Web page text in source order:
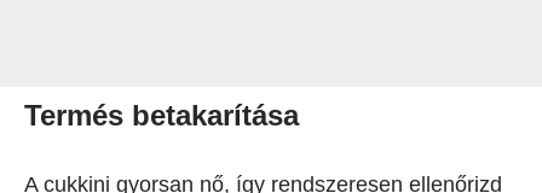
Termés betakarítása
A cukkini gyorsan nő, így rendszeresen ellenőrizd